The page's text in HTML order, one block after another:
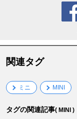
関連タグ
ミニ MINI
タグの関連記事( MINI )